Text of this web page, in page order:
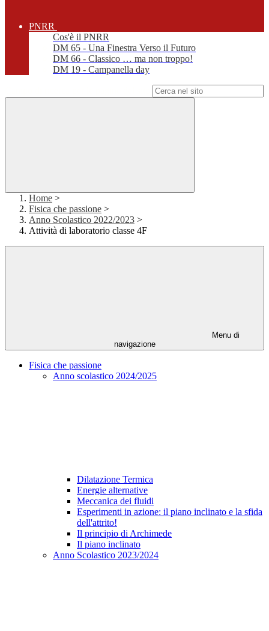
PNRR
Cos'è il PNRR
DM 65 - Una Finestra Verso il Futuro
DM 66 - Classico … ma non troppo!
DM 19 - Campanella day
Home >
Fisica che passione >
Anno Scolastico 2022/2023 >
Attività di laboratorio classe 4F
Menu di
navigazione
Fisica che passione
Anno scolastico 2024/2025
Dilatazione Termica
Energie alternative
Meccanica dei fluidi
Esperimenti in azione: il piano inclinato e la sfida
dell'attrito!
Il principio di Archimede
Il piano inclinato
Anno Scolastico 2023/2024